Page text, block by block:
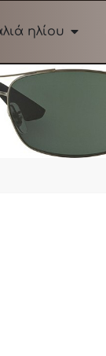
ηλίου